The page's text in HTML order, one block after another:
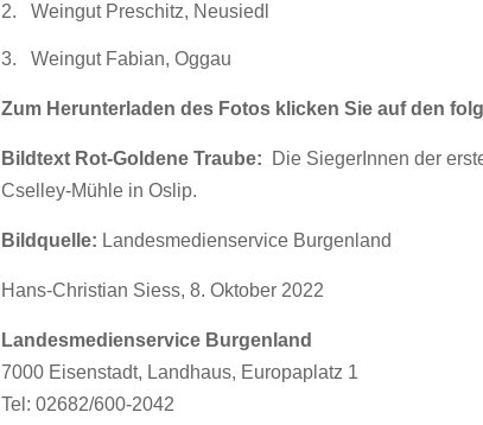
Weingut Preschitz, Neusiedl
Weingut Fabian, Oggau
Zum Herunterladen des Fotos klicken Sie auf den
Bildtext Rot-Goldene Traube: Die SiegerInnen der
Cselley-Mühle in Oslip.
Bildquelle: Landesmedienservice Burgenland
Hans-Christian Siess, 8. Oktober 2022
Landesmedienservice Burgenland
7000 Eisenstadt, Landhaus, Europaplatz 1
Tel: 02682/600-2042